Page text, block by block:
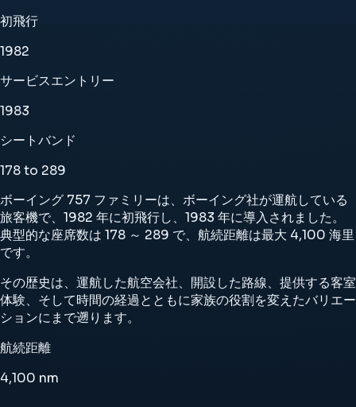
初飛行
1982
サービスエントリー
1983
シートバンド
178 to 289
ボーイング 757 ファミリーは、ボーイング社が運航している
旅客機で、1982 年に初飛行し、1983 年に導入されました。
典型的な座席数は 178 ～ 289 で、航続距離は最大 4,100 海里
です。
その歴史は、運航した航空会社、開設した路線、提供する客室
体験、そして時間の経過とともに家族の役割を変えたバリエー
ションにまで遡ります。
航続距離
4,100 nm